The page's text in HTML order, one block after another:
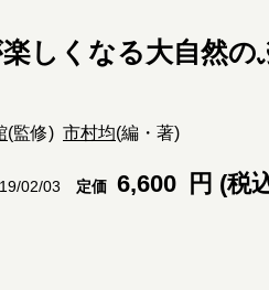
しくなる大自然
(監修) 市村均(編・著)
02/03 定価 6,600 円 (税